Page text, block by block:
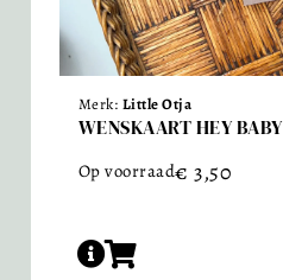
Merk: Little Otja
WENSKAART HEY BABY
Op voorraad€ 3,50